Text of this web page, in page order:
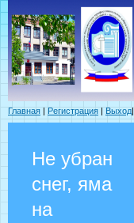
Главная | Регистрация | Выход|
Не убран
снег, яма
на